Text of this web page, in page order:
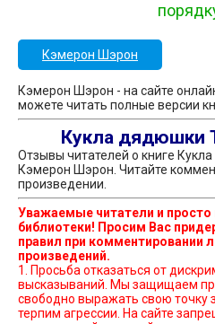
Кэмерон Шэрон
Кэмерон Шэрон - на сайте
можете читать полные версии
Кукла дядюшки
Отзывы читателей о книге
Кэмерон Шэрон. Читайте
произведении.
Уважаемые читатели и просто
библиотеки! Просим Вас
правил при комментировании
произведений.
1. Просьба отказаться от
высказываний. Мы защищаем право наших читателей
свободно выражать свою точку
терпим агрессии. На сайте